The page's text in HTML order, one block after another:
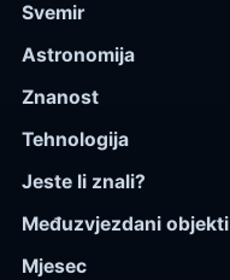
Svemir
Astronomija
Znanost
Tehnologija
Jeste li znali?
Međuzvjezdani objekti
Mjesec